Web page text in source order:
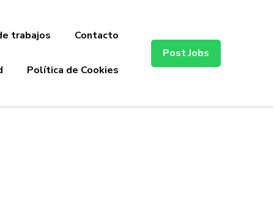
trabajos Contacto
Política de Cookies
Post Jobs